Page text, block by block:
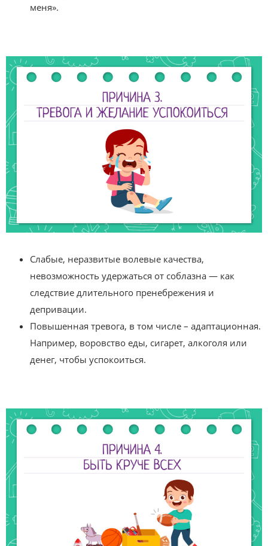
меня».
Слабые, неразвитые волевые качества,
невозможность удержаться от соблазна — как
следствие длительного пренебрежения и
депривации.
Повышенная тревога, в том числе – адаптационная.
Например, воровство еды, сигарет, алкоголя или
денег, чтобы успокоиться.